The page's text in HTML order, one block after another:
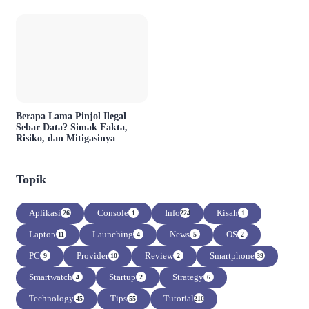
Berapa Lama Pinjol Ilegal
Sebar Data? Simak Fakta,
Risiko, dan Mitigasinya
Topik
Aplikasi 26 Console 1 Info224 Kisah 1
Laptop 11 Launching 4 News 5 OS 2
PC 9 Provider 10 Review 2 Smartphone 39
Smartwatch 4 Startup 2 Strategy 6
Technology 45 Tips 55 Tutorial210